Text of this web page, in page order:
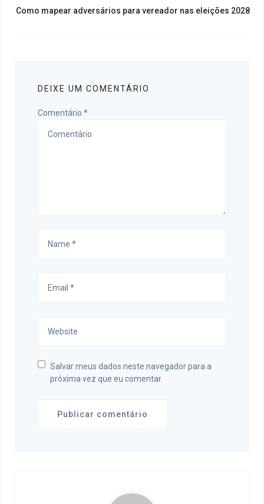
Próximo
Como mapear adversários para vereador nas eleições 2028
DEIXE UM COMENTÁRIO
Comentário *
Salvar meus dados neste navegador para a
próxima vez que eu comentar.